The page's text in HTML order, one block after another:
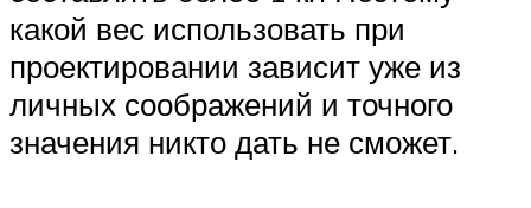
какой вес использовать при
проектировании зависит уже из
личных соображений и точного
значения никто дать не сможет.